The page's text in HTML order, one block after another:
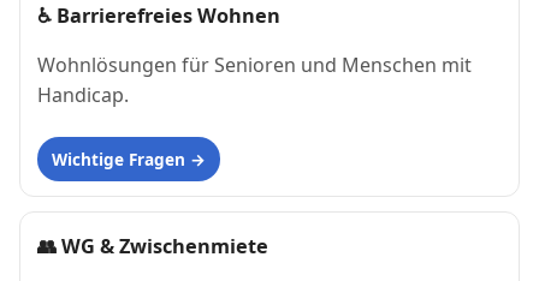
♿ Barrierefreies Wohnen
Wohnlösungen für Senioren und Menschen mit
Handicap.
Wichtige Fragen
👥WG & Zwischenmiete